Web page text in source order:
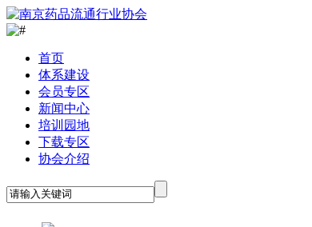
首页
体系建设
会员专区
新闻中心
培训园地
下载专区
协会介绍